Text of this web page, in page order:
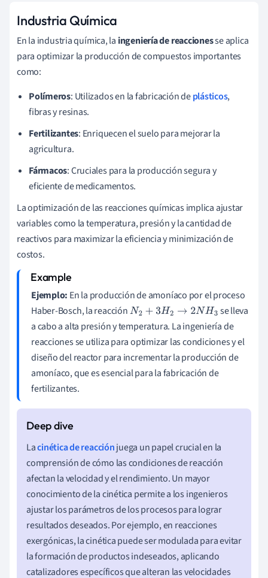
Industria Química
En la industria química, la ingeniería de reaccionesse aplica
para optimizar la producción de compuestos importantes
como:
Polímeros: Utilizados en la fabricación deplásticos,
fibras y resinas.
Fertilizantes: Enriquecen el suelo para mejorar la
agricultura.
Fármacos: Cruciales para la producción segura y
eficiente de medicamentos.
La optimización de las reacciones químicas implica ajustar
variables como la temperatura, presión y la cantidad de
reactivos para maximizar la eficiencia y minimización de
costos.
Ejemplo: En la producción de amoníaco por el proceso
Haber-Bosch, la reacciónN2+ 3H 2→2N H3
se lleva
a cabo a alta presión y temperatura. La ingeniería de
reacciones se utiliza para optimizar las condiciones y el
diseño del reactor para incrementar la producción de
amoníaco, que es esencial para la fabricación de
fertilizantes.
Lacinética de reacciónjuega un papel crucial en la
comprensión de cómo las condiciones de reacción
afectan la velocidad y el rendimiento. Un mayor
conocimiento de la cinética permite a los ingenieros
ajustar los parámetros de los procesos para lograr
resultados deseados. Por ejemplo, en reacciones
exergónicas, la cinética puede ser modulada para evitar
la formación de productos indeseados, aplicando
catalizadores específicos que alteran las velocidades